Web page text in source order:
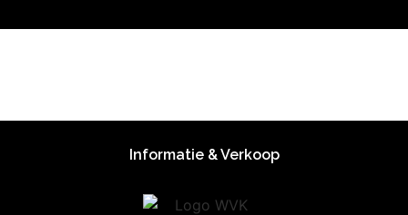
Informatie & Verkoop